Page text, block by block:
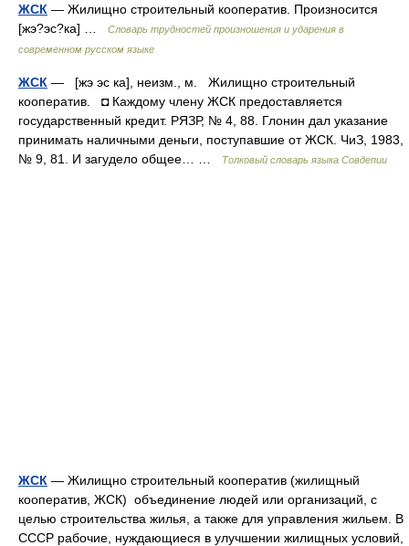
ЖСК — Жилищно строительный кооператив. Произносится
[жэ?эс?ка] …
Словарь трудностей произношения и ударения в
современном русском языке
ЖСК — [жэ эс ка], неизм., м. Жилищно строительный
кооператив. ◘ Каждому члену ЖСК предоставляется
государственный кредит. РЯЗР, № 4, 88. Глонин дал указание
принимать наличными деньги, поступавшие от ЖСК. ЧиЗ, 1983,
№ 9, 81. И загудело общее… …
Толковый словарь языка Совдепии
ЖСК — Жилищно строительный кооператив (жилищный
кооператив, ЖСК) объединение людей или организаций, с
целью строительства жилья, а также для управления жильем. В
СССР рабочие, нуждающиеся в улучшении жилищных условий,